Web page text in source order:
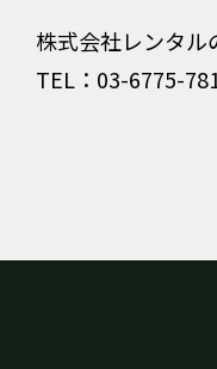
株式会社レンタ
TEL：03-6775-